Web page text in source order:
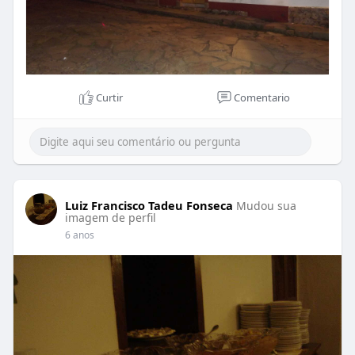
Curtir Comentario
Luiz Francisco Tadeu Fonseca Mudou sua
imagem de perfil
6 anos